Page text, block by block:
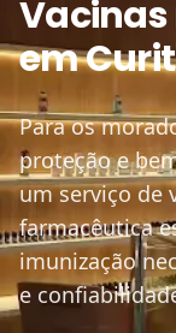
Vacinas
em
Para os
proteção e
um serviço de
farmacêutica
imunização
e